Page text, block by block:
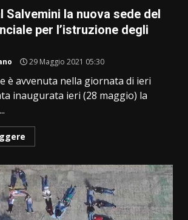
Salvemini la nuova sede del
per l’istruzione degli
29 Maggio 2021 05:30
è avvenuta nella giornata di ieri
inaugurata ieri (28 maggio) la